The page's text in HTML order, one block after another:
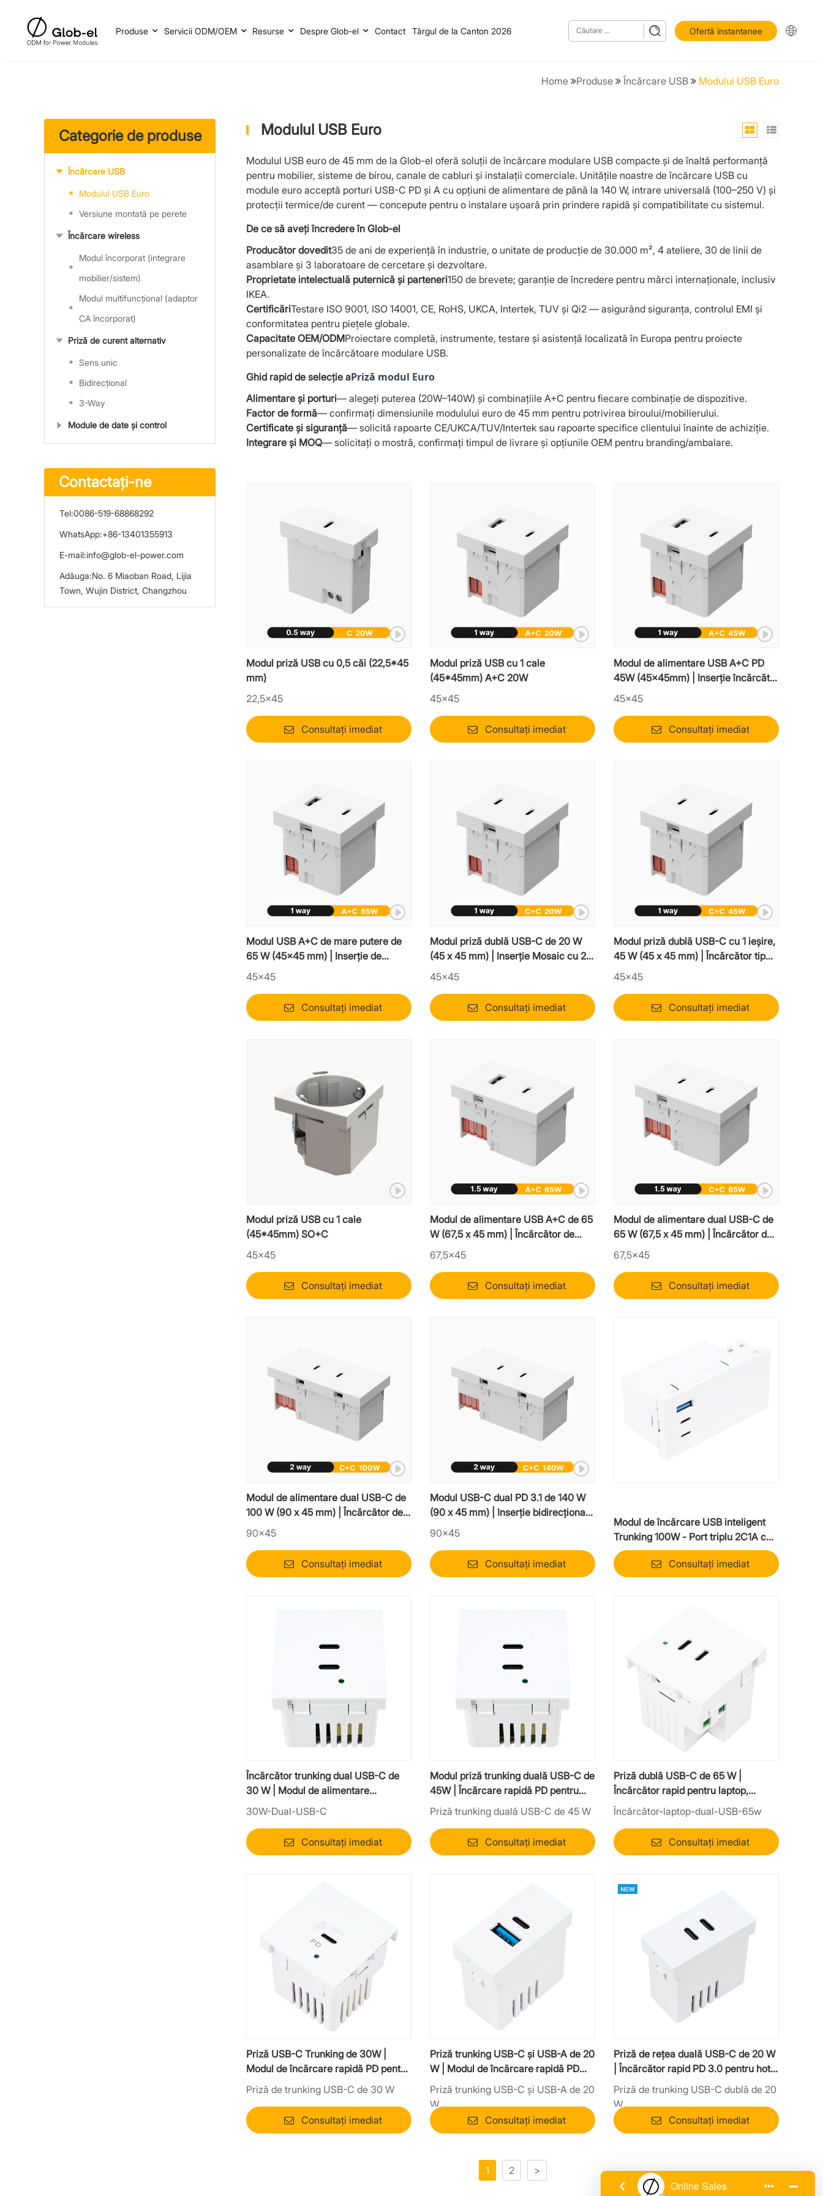
Produse Servicii ODM/OEM Resurse Despre Glob-el Contact Târgul de la Canton 2026 Ofertă instantanee
Home Produse Încărcare USB Modulul USB Euro
Categorie de produse
Încărcare USB
Modulul USB Euro
Versiune montată pe perete
Încărcare wireless
Modul încorporat (integrare
mobilier/sistem)
Modul multifuncțional (adaptor
CA încorporat)
Priză de curent alternativ
Sens unic
Bidirecțional
3-Way
Module de date și control
Contactaţi-ne
Tel:0086-519-68868292
WhatsApp:+86-13401355913
E-mail:info@glob-el-power.com
Adăuga:No. 6 Miaoban Road, Lijia
Town, Wujin District, Changzhou
Modulul USB Euro
Modulul USB euro de 45 mm de la Glob-el oferă soluții de încărcare modulare USB compacte și de înaltă performanță
pentru mobilier, sisteme de birou, canale de cabluri și instalații comerciale. Unitățile noastre de încărcare USB cu
module euro acceptă porturi USB-C PD și A cu opțiuni de alimentare de până la 140 W, intrare universală (100–250 V) și
protecții termice/de curent — concepute pentru o instalare ușoară prin prindere rapidă și compatibilitate cu sistemul.
De ce să aveți încredere în Glob-el
Producător dovedit35 de ani de experiență în industrie, o unitate de producție de 30.000 m², 4 ateliere, 30 de linii de
asamblare și 3 laboratoare de cercetare și dezvoltare.
Proprietate intelectuală puternică și parteneri150 de brevete; garanție de încredere pentru mărci internaționale, inclusiv
IKEA.
CertificăriTestare ISO 9001, ISO 14001, CE, RoHS, UKCA, Intertek, TUV și Qi2 — asigurând siguranța, controlul EMI și
conformitatea pentru piețele globale.
Capacitate OEM/ODMProiectare completă, instrumente, testare și asistență localizată în Europa pentru proiecte
personalizate de încărcătoare modulare USB.
Ghid rapid de selecție aPriză modul Euro
Alimentare și porturi— alegeți puterea (20W–140W) și combinațiile A+C pentru fiecare combinație de dispozitive.
Factor de formă— confirmați dimensiunile modulului euro de 45 mm pentru potrivirea biroului/mobilierului.
Certificate și siguranță— solicită rapoarte CE/UKCA/TUV/Intertek sau rapoarte specifice clientului înainte de achiziție.
Integrare și MOQ— solicitați o mostră, confirmați timpul de livrare și opțiunile OEM pentru branding/ambalare.
Modul priză USB cu 0,5 căi (22,5*45
mm)
22,5×45
Consultați imediat
Modul priză USB cu 1 cale
(45*45mm) A+C 20W
45×45
Consultați imediat
Modul de alimentare USB A+C PD
45W (45x45mm) | Inserție încărcător
rapid tip mozaic
45×45
Consultați imediat
Modul USB A+C de mare putere de
65 W (45x45 mm) | Inserție de
încărcare pentru laptop Mosaic
45×45
Consultați imediat
Modul priză dublă USB-C de 20 W
(45 x 45 mm) | Inserție Mosaic cu 2
porturi Type-C
45×45
Consultați imediat
Modul priză dublă USB-C cu 1 ieșire,
45 W (45 x 45 mm) | Încărcător tip
Mosaic de mare viteză
45×45
Consultați imediat
Modul priză USB cu 1 cale
(45*45mm) SO+C
45×45
Consultați imediat
Modul de alimentare USB A+C de 65
W (67,5 x 45 mm) | Încărcător de
laptop Mosaic cu 1,5 pini
67,5×45
Consultați imediat
Modul de alimentare dual USB-C de
65 W (67,5 x 45 mm) | Încărcător de
laptop Mosaic cu 1,5 pini
67,5×45
Consultați imediat
Modul de alimentare dual USB-C de
100 W (90 x 45 mm) | Încărcător de
mare putere Mosaic cu 2 căi
90×45
Consultați imediat
Modul USB-C dual PD 3.1 de 140 W
(90 x 45 mm) | Inserție bidirecțională
de putere ultra-înaltă
90×45
Consultați imediat
Modul de încărcare USB inteligent
Trunking 100W - Port triplu 2C1A cu
alocare inteligentă a energiei
Consultați imediat
Încărcător trunking dual USB-C de
30 W | Modul de alimentare
industrial PD 30 W
30W-Dual-USB-C
Consultați imediat
Modul priză trunking duală USB-C de
45W | Încărcare rapidă PD pentru
birou și mobilier
Priză trunking duală USB-C de 45 W
Consultați imediat
Priză dublă USB-C de 65 W |
Încărcător rapid pentru laptop,
pentru mobilier de birou
Încărcător-laptop-dual-USB-65w
Consultați imediat
Priză USB-C Trunking de 30W |
Modul de încărcare rapidă PD pentru
mobilă și perete
Priză de trunking USB-C de 30 W
Consultați imediat
Priză trunking USB-C și USB-A de 20
W | Modul de încărcare rapidă PD
3.0 + QC 3.0
Priză trunking USB-C și USB-A de 20
W
Consultați imediat
Priză de rețea duală USB-C de 20 W
| Încărcător rapid PD 3.0 pentru hotel
și birou
Priză de trunking USB-C dublă de 20
W
Consultați imediat
1 2 >